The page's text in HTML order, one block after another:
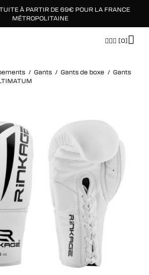
À PARTIR DE 69€ POUR LA FRANCE
MÉTROPOLITAINE
[0]
/ Gants / Gants de boxe / Gants